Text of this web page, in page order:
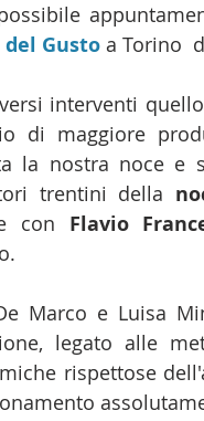
del Gusto a Torino
interventi
di maggiore
la nostra noce e
trentini della
con Flavio
Marco e Luisa
legato alle
rispettose